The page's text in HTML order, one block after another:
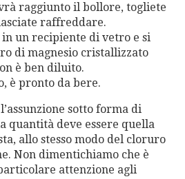
raggiunto il bollore, togliete
raffreddare.
in un recipiente di vetro e si
di magnesio cristallizzato
è ben diluito.
è pronto da bere.
sotto forma di
quantità deve essere quella
allo stesso modo del cloruro
Non dimentichiamo che è
attenzione agli